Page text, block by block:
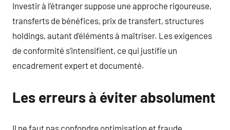
Investir à l’étranger suppose une approche rigoureuse,
transferts de bénéfices, prix de transfert, structures
holdings, autant d’éléments à maîtriser. Les exigences
de conformité s’intensifient, ce qui justifie un
encadrement expert et documenté.
Les erreurs à éviter absolument
Il ne faut pas confondre optimisation et fraude,